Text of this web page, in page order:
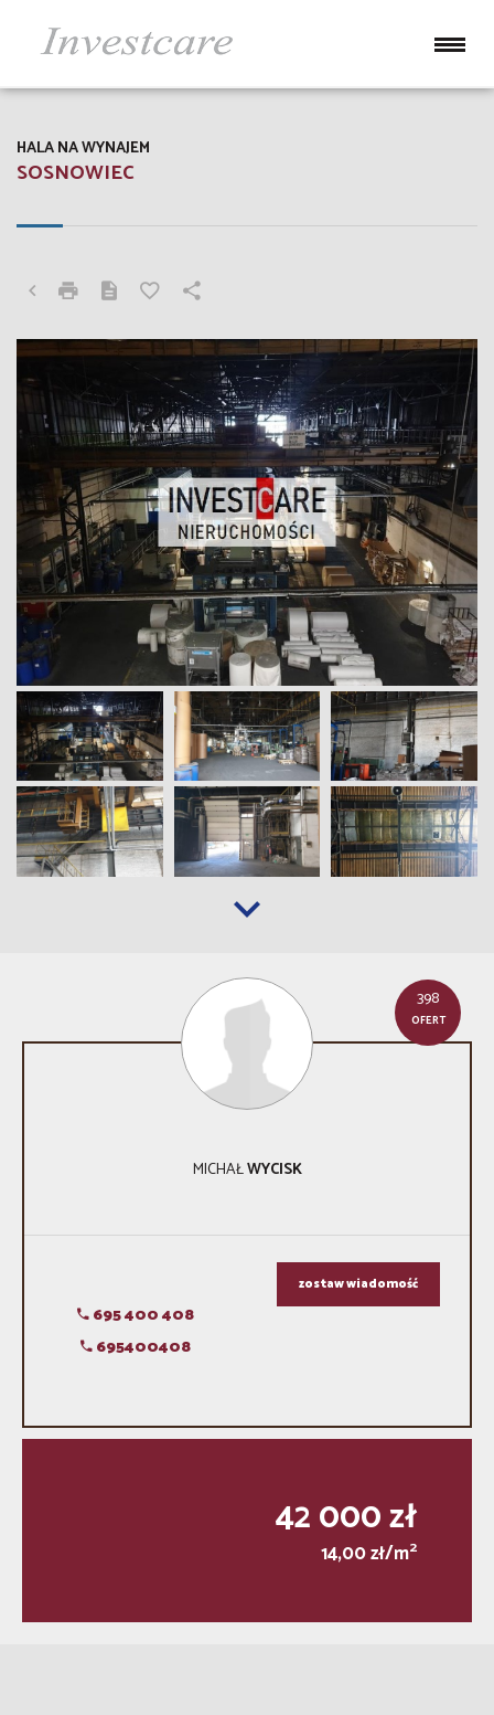
SOSNOWIEC
HALA NA WYNAJEM
398
OFERT
MICHAŁWYCISK
695 400 408
695400408
zostaw wiadomość
42 000 zł
14,00 zł/m2